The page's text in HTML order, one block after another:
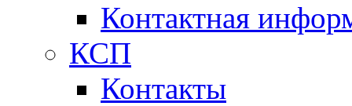
Контактная
КСП
Контакты